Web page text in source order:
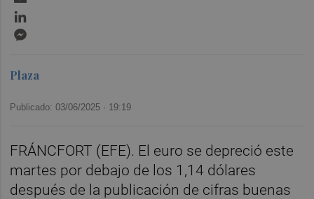
Plaza
Publicado: 03/06/2025 · 19:19
FRÁNCFORT (EFE). El euro se depreció este
martes por debajo de los 1,14 dólares
después de la publicación de cifras buenas